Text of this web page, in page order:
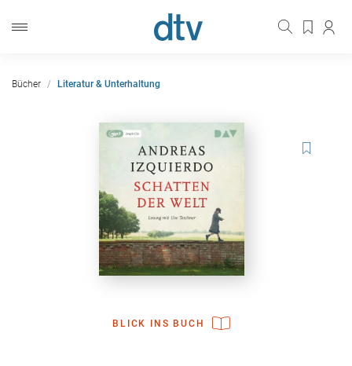
Bücher Literatur & Unterhaltung
BLICK INS BUCH